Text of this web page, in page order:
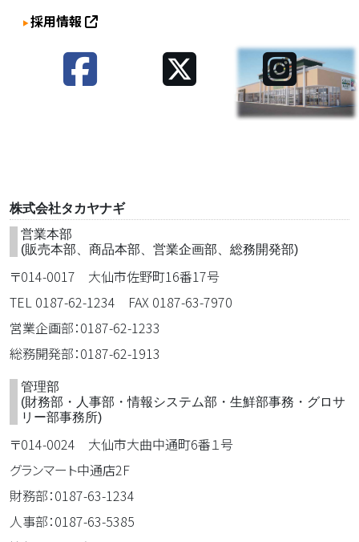
採用情報
株式会社タカヤナギ
営業本部
(販売本部、商品本部、営業企画部、総務開発部)
〒014-0017 大仙市佐野町16番17号
TEL 0187-62-1234 FAX 0187-63-7970
営業企画部：0187-62-1233
総務開発部：0187-62-1913
管理部
(財務部・人事部・情報システム部・生鮮部事務・グロサ
リー部事務所)
〒014-0024 大仙市大曲中通町6番１号
グランマート中通店2F
財務部：0187-63-1234
人事部：0187-63-5385